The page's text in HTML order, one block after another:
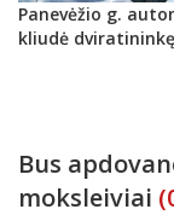
Panevėžio g.
kliudė dviratininkę
Bus
moksleiviai